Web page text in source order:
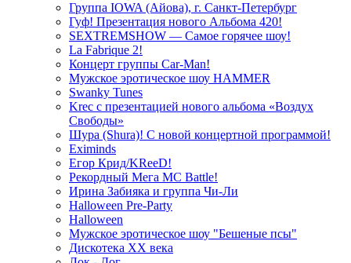
Группа IOWA (Айова), г. Санкт-Петербург
Гуф! Презентация нового Альбома 420!
SEXTREMSHOW — Самое горячее шоу!
La Fabrique 2!
Концерт группы Car-Man!
Мужское эротическое шоу HAMMER
Swanky Tunes
Krec с презентацией нового альбома «Воздух
Свободы»
Шура (Shura)! С новой концертной программой!
Eximinds
Егор Крид/KReeD!
Рекордный Мега МС Battle!
Ирина Забияка и группа Чи-Ли
Halloween Pre-Party
Halloween
Мужское эротическое шоу "Бешеные псы"
Дискотека ХХ века